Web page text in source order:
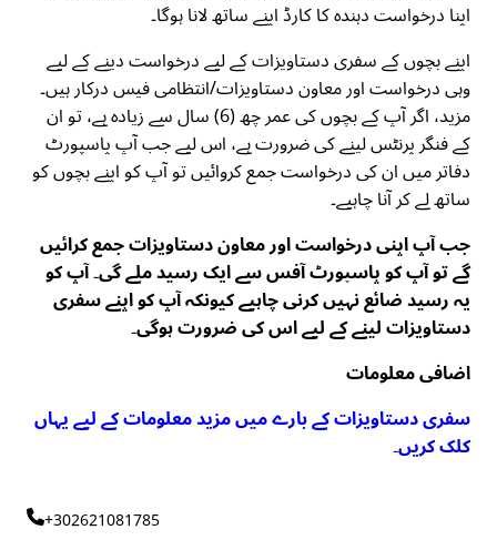
اپنا درخواست دہندہ کا کارڈ اپنے ساتھ لانا ہوگا۔
اپنے بچوں کے سفری دستاویزات کے لیے درخواست دینے کے لیے
وہی درخواست اور معاون دستاویزات/انتظامی فیس درکار ہیں۔
مزید، اگر آپ کے بچوں کی عمر چھ (6) سال سے زیادہ ہے، تو ان
کے فنگر پرنٹس لینے کی ضرورت ہے، اس لیے جب آپ پاسپورٹ
دفاتر میں ان کی درخواست جمع کروائیں تو آپ کو اپنے بچوں کو
ساتھ لے کر آنا چاہیے۔
جب آپ اپنی درخواست اور معاون دستاویزات جمع کرائیں
گے تو آپ کو پاسپورٹ آفس سے ایک رسید ملے گی۔ آپ کو
یہ رسید ضائع نہیں کرنی چاہیے کیونکہ آپ کو اپنے سفری
دستاویزات لینے کے لیے اس کی ضرورت ہوگی۔
اضافی معلومات
سفری دستاویزات کے بارے میں مزید معلومات کے لیے یہاں
کلک کریں۔
+302621081785